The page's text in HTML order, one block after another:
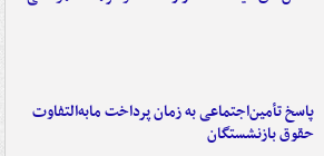
پاسخ تأمین‌اجتماعی به زمان پرداخت مابه‌التفاوت
حقوق بازنشستگان